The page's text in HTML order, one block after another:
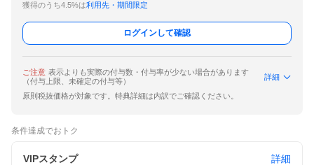
獲得のうち4.5%は利用先・期間限定
ログインして確認
ご注意 表示よりも実際の付与数・付与率が少ない場合があります
（付与上限、未確定の付与等）
詳細
原則税抜価格が対象です。特典詳細は内訳でご確認ください。
条件達成でおトク
VIPスタンプ
詳細